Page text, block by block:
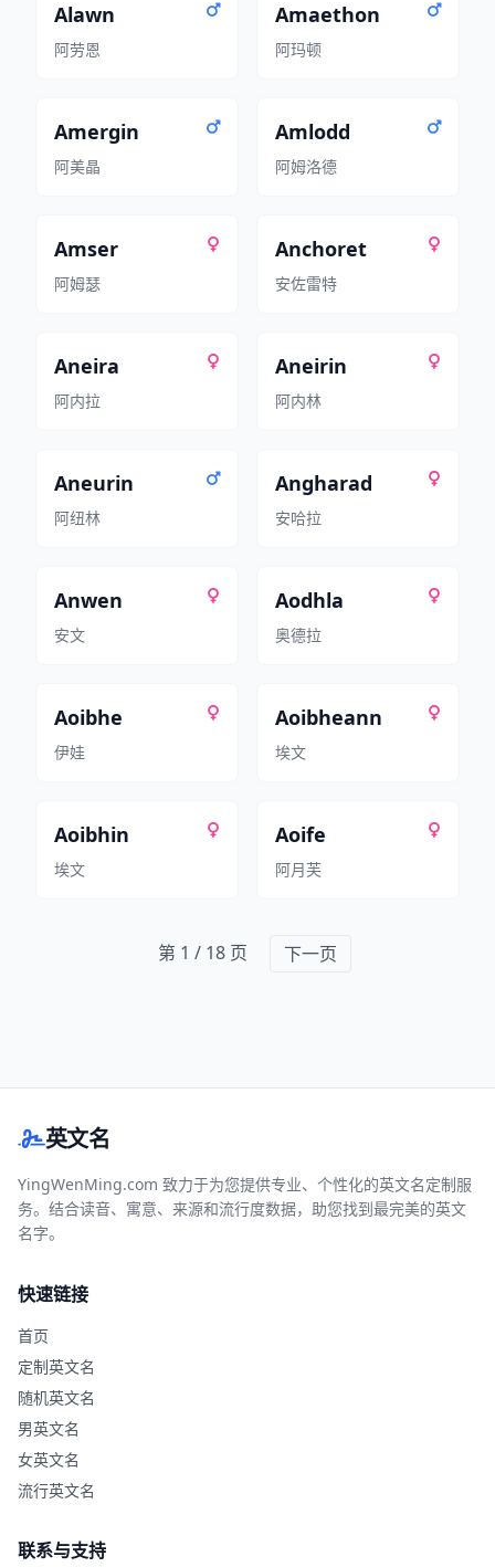
Alawn
阿劳恩
Amaethon
阿玛顿
Amergin
阿美晶
Amlodd
阿姆洛德
Amser
阿姆瑟
Anchoret
安佐雷特
Aneira
阿内拉
Aneirin
阿内林
Aneurin
阿纽林
Angharad
安哈拉
Anwen
安文
Aodhla
奥德拉
Aoibhe
伊娃
Aoibheann
埃文
Aoibhin
埃文
Aoife
阿月芙
第 1 / 18 页 下一页
英文名
YingWenMing.com 致力于为您提供专业、个性化的英文名定制服
务。结合读音、寓意、来源和流行度数据，助您找到最完美的英文
名字。
快速链接
首页
定制英文名
随机英文名
男英文名
女英文名
流行英文名
联系与支持